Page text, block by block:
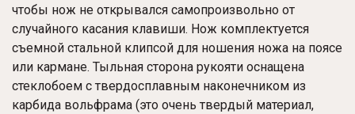
чтобы нож не открывался самопроизвольно от
случайного касания клавиши. Нож комплектуется
съемной стальной клипсой для ношения ножа на поясе
или кармане. Тыльная сторона рукояти оснащена
стеклобоем с твердосплавным наконечником из
карбида вольфрама (это очень твердый материал,